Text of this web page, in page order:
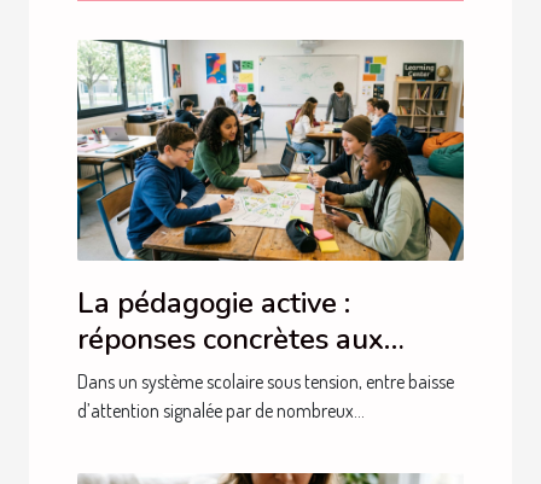
La pédagogie active :
réponses concrètes aux
besoins actuels des élèves
Dans un système scolaire sous tension, entre baisse
d’attention signalée par de nombreux...